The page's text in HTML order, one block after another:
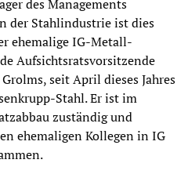
des Managements
der Stahlindustrie ist dies
ehemalige IG-Metall-
Aufsichtsratsvorsitzende
seit April dieses Jahres
Stahl. Er ist im
zuständig und
ehemaligen Kollegen in IG